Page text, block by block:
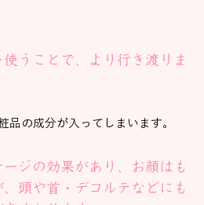
うことで、より行き渡りま
の成分が入ってしまいます。
ージの効果があり、お顔はも
、頭や首・デコルテなどにも